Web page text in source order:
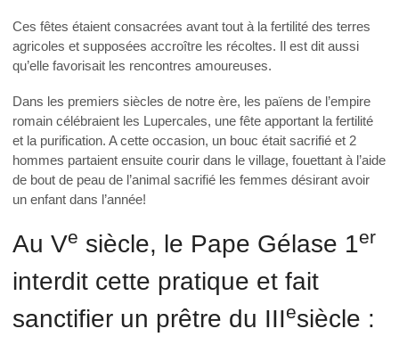
Ces fêtes étaient consacrées avant tout à la fertilité des terres
agricoles et supposées accroître les récoltes. Il est dit aussi
qu’elle favorisait les rencontres amoureuses.
Dans les premiers siècles de notre ère, les païens de l’empire
romain célébraient les Lupercales, une fête apportant la fertilité
et la purification. A cette occasion, un bouc était sacrifié et 2
hommes partaient ensuite courir dans le village, fouettant à l’aide
de bout de peau de l’animal sacrifié les femmes désirant avoir
un enfant dans l’année!
Au Ve siècle, le Pape Gélase 1er
interdit cette pratique et fait
sanctifier un prêtre du IIIesiècle :